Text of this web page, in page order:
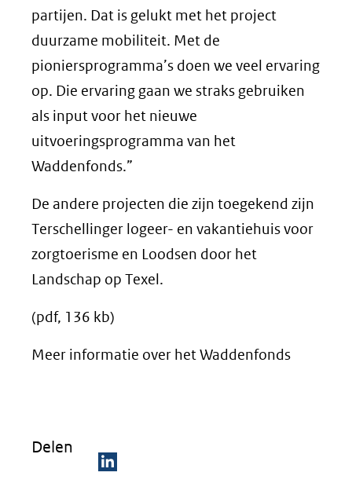
partijen. Dat is gelukt met het project
duurzame mobiliteit. Met de
pioniersprogramma’s doen we veel ervaring
op. Die ervaring gaan we straks gebruiken
als input voor het nieuwe
uitvoeringsprogramma van het
Waddenfonds.”
De andere projecten die zijn toegekend zijn
Terschellinger logeer- en vakantiehuis voor
zorgtoerisme en Loodsen door het
Landschap op Texel.
(pdf, 136 kb)
Meer informatie over het Waddenfonds
Delen